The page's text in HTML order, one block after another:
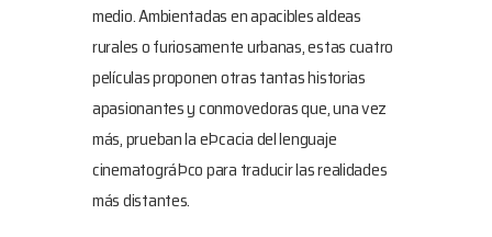
medio. Ambientadas en apacibles aldeas
rurales o furiosamente urbanas, estas cuatro
películas proponen otras tantas historias
apasionantes y conmovedoras que, una vez
más, prueban la eÞcacia del lenguaje
cinematográÞco para traducir las realidades
más distantes.